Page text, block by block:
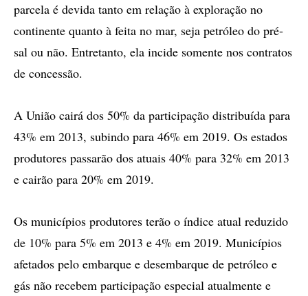
parcela é devida tanto em relação à exploração no
continente quanto à feita no mar, seja petróleo do pré-
sal ou não. Entretanto, ela incide somente nos contratos
de concessão.
A União cairá dos 50% da participação distribuída para
43% em 2013, subindo para 46% em 2019. Os estados
produtores passarão dos atuais 40% para 32% em 2013
e cairão para 20% em 2019.
Os municípios produtores terão o índice atual reduzido
de 10% para 5% em 2013 e 4% em 2019. Municípios
afetados pelo embarque e desembarque de petróleo e
gás não recebem participação especial atualmente e